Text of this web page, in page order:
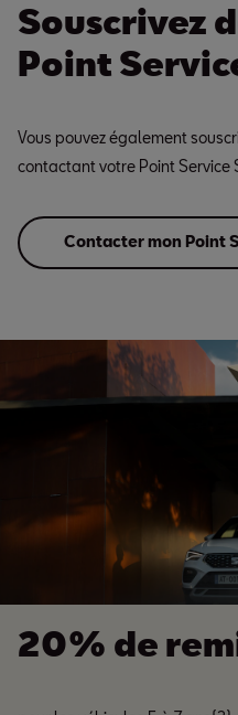
Souscrivez
Point
Vous pouvez également
contactant votre Point Service
Contacter mon Point
20% de